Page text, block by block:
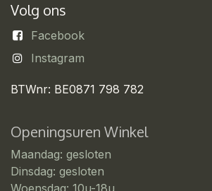
Volg ons
Facebook
Instagram
BTWnr: BE0871 798 782
Openingsuren Winkel
Maandag: gesloten
Dinsdag: gesloten